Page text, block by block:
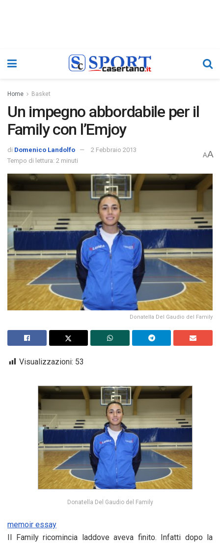
Home Basket
Un impegno abbordabile per il
Family con l’Emjoy
di Domenico Landolfo
2 Febbraio 2013
Tempo di lettura: 2 minuti
AA
Donatella Del Gaudio del Family
Visualizzazioni: 53
Donatella Del Gaudio del Family
memoir essay
Il Family ricomincia laddove aveva finito. Infatti dopo la